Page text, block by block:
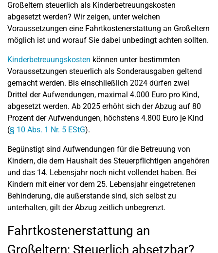
Großeltern steuerlich als Kinderbetreuungskosten
abgesetzt werden? Wir zeigen, unter welchen
Voraussetzungen eine Fahrtkostenerstattung an Großeltern
möglich ist und worauf Sie dabei unbedingt achten sollten.
Kinderbetreuungskosten können unter bestimmten
Voraussetzungen steuerlich als Sonderausgaben geltend
gemacht werden. Bis einschließlich 2024 dürfen zwei
Drittel der Aufwendungen, maximal 4.000 Euro pro Kind,
abgesetzt werden. Ab 2025 erhöht sich der Abzug auf 80
Prozent der Aufwendungen, höchstens 4.800 Euro je Kind
(§ 10 Abs. 1 Nr. 5 EStG).
Begünstigt sind Aufwendungen für die Betreuung von
Kindern, die dem Haushalt des Steuerpflichtigen angehören
und das 14. Lebensjahr noch nicht vollendet haben. Bei
Kindern mit einer vor dem 25. Lebensjahr eingetretenen
Behinderung, die außerstande sind, sich selbst zu
unterhalten, gilt der Abzug zeitlich unbegrenzt.
Fahrtkostenerstattung an
Großeltern: Steuerlich absetzbar?